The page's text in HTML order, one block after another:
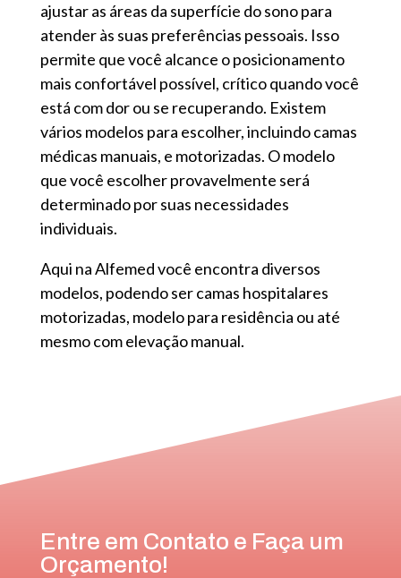
ajustar as áreas da superfície do sono para
atender às suas preferências pessoais. Isso
permite que você alcance o posicionamento
mais confortável possível, crítico quando você
está com dor ou se recuperando. Existem
vários modelos para escolher, incluindo camas
médicas manuais, e motorizadas. O modelo
que você escolher provavelmente será
determinado por suas necessidades
individuais.
Aqui na Alfemed você encontra diversos
modelos, podendo ser camas hospitalares
motorizadas, modelo para residência ou até
mesmo com elevação manual.
Entre em Contato e Faça um
Orçamento!